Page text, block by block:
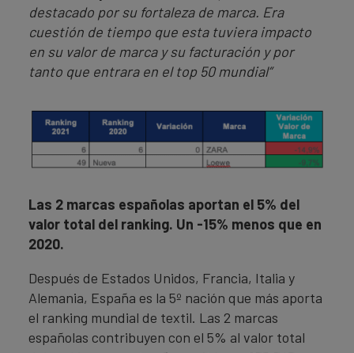
destacado por su fortaleza de marca. Era
cuestión de tiempo que esta tuviera impacto
en su valor de marca y su facturación y por
tanto que entrara en el top 50 mundial”
Las 2 marcas españolas aportan el 5% del
valor total del ranking. Un -15% menos que en
2020.
Después de Estados Unidos, Francia, Italia y
Alemania, España es la 5º nación que más aporta
el ranking mundial de textil. Las 2 marcas
españolas contribuyen con el 5% al valor total